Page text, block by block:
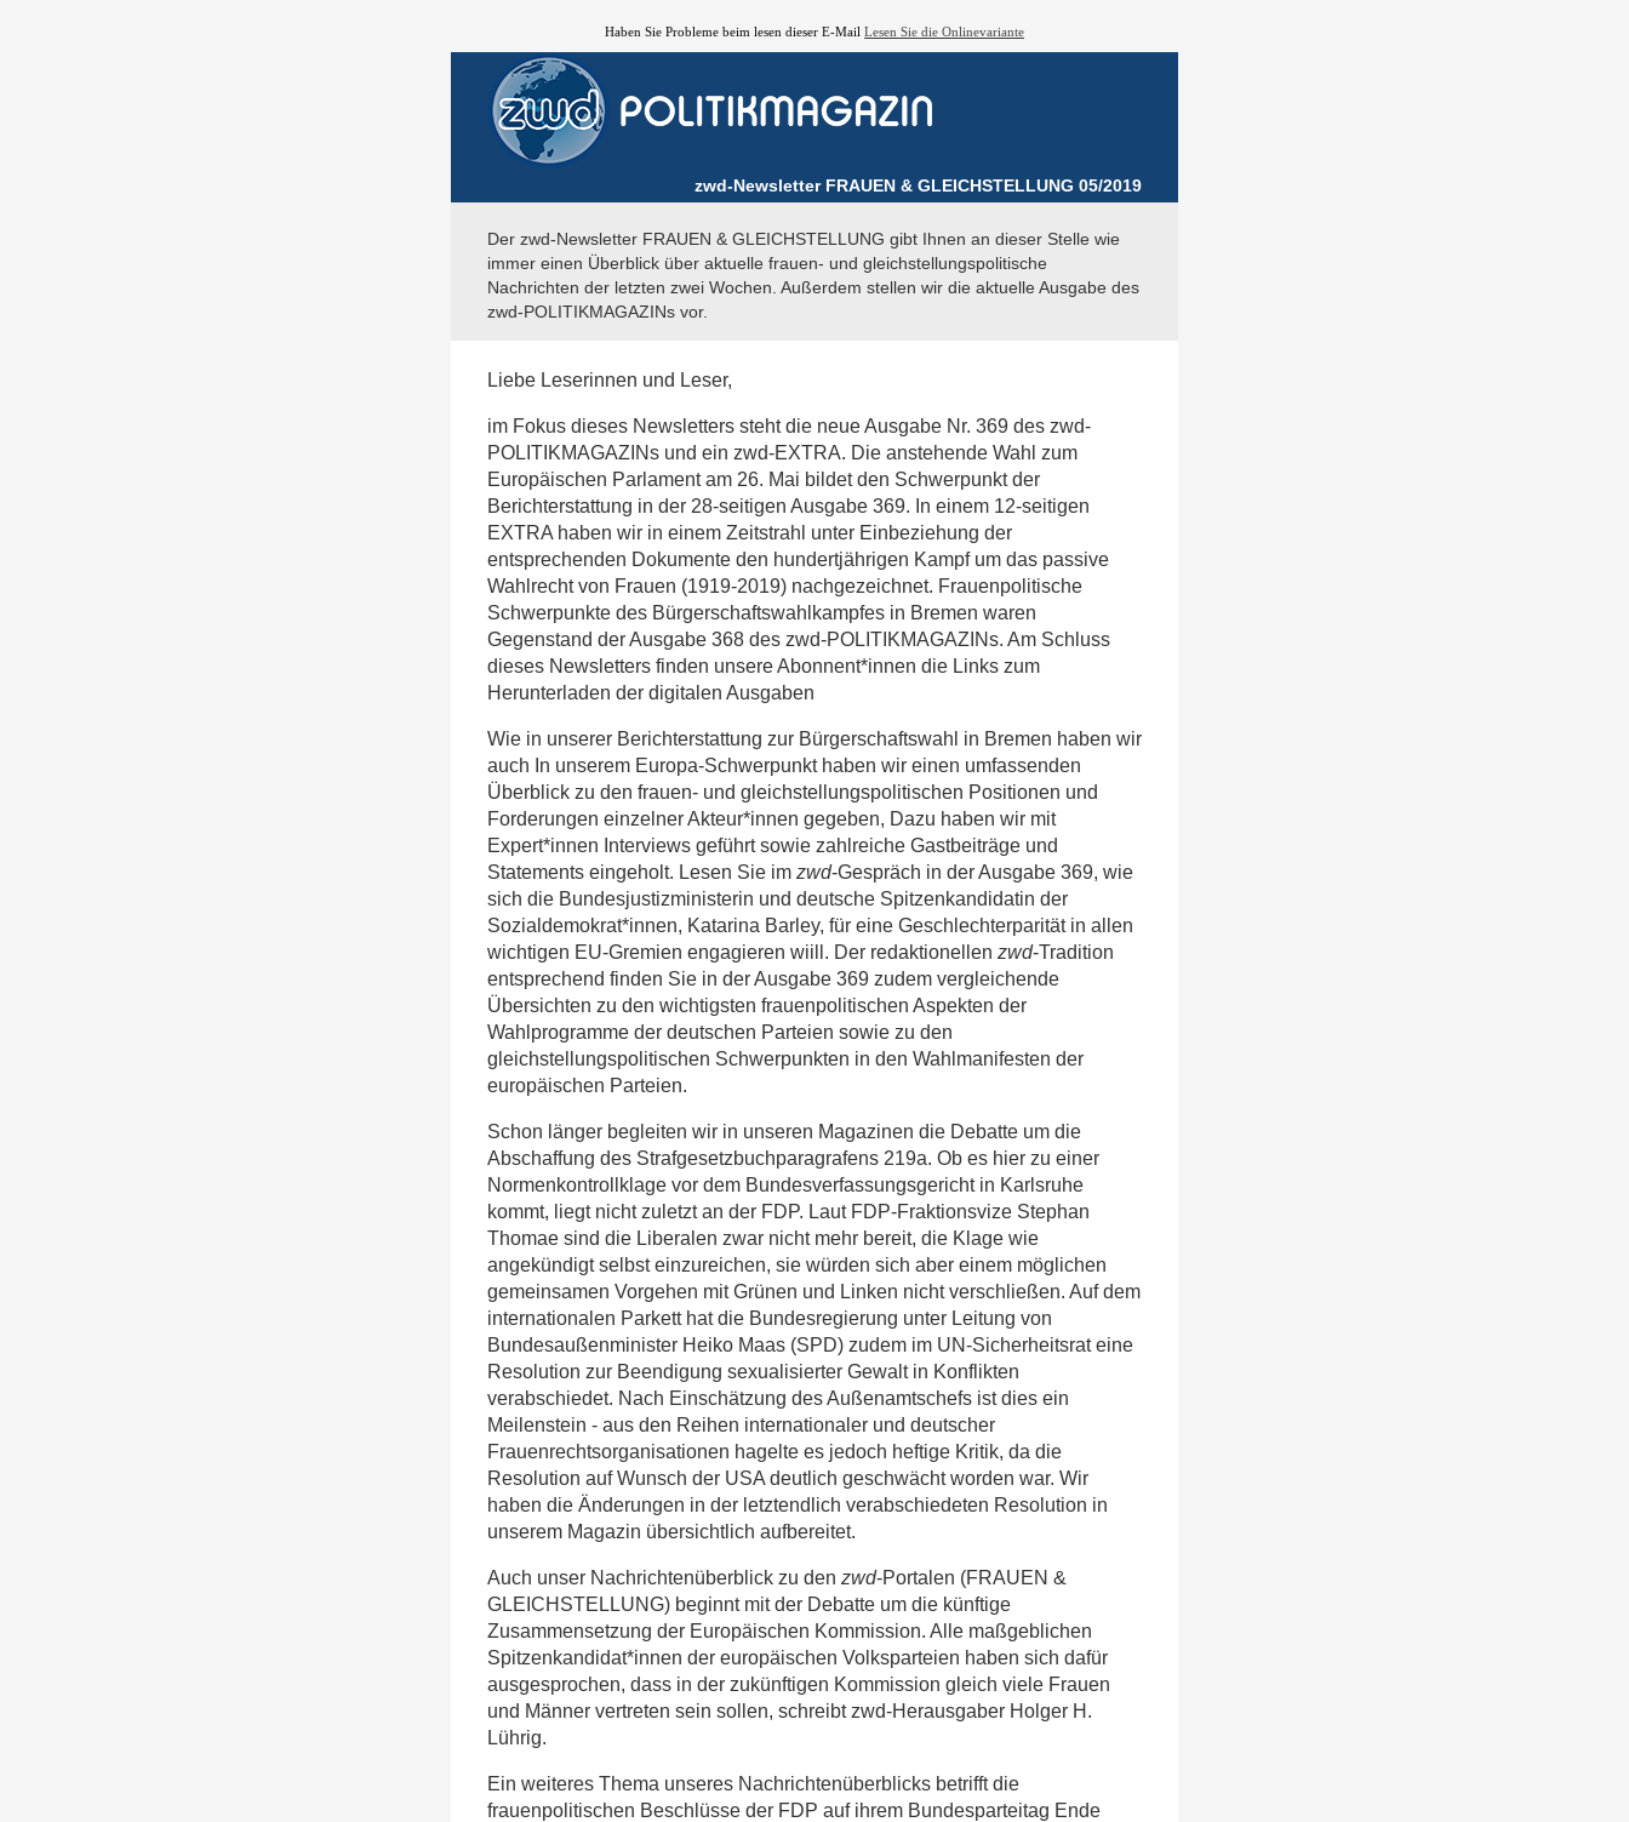
Haben Sie Probleme beim lesen dieser E-Mail Lesen Sie die Onlinevariante
zwd-Newsletter FRAUEN & GLEICHSTELLUNG 05/2019
Der zwd-Newsletter FRAUEN & GLEICHSTELLUNG gibt Ihnen an dieser Stelle wie
immer einen Überblick über aktuelle frauen- und gleichstellungspolitische
Nachrichten der letzten zwei Wochen. Außerdem stellen wir die aktuelle Ausgabe des
zwd-POLITIKMAGAZINs vor.
Liebe Leserinnen und Leser,
im Fokus dieses Newsletters steht die neue Ausgabe Nr. 369 des zwd-
POLITIKMAGAZINs und ein zwd-EXTRA. Die anstehende Wahl zum
Europäischen Parlament am 26. Mai bildet den Schwerpunkt der
Berichterstattung in der 28-seitigen Ausgabe 369. In einem 12-seitigen
EXTRA haben wir in einem Zeitstrahl unter Einbeziehung der
entsprechenden Dokumente den hundertjährigen Kampf um das passive
Wahlrecht von Frauen (1919-2019) nachgezeichnet. Frauenpolitische
Schwerpunkte des Bürgerschaftswahlkampfes in Bremen waren
Gegenstand der Ausgabe 368 des zwd-POLITIKMAGAZINs. Am Schluss
dieses Newsletters finden unsere Abonnent*innen die Links zum
Herunterladen der digitalen Ausgaben
Wie in unserer Berichterstattung zur Bürgerschaftswahl in Bremen haben wir
auch In unserem Europa-Schwerpunkt haben wir einen umfassenden
Überblick zu den frauen- und gleichstellungspolitischen Positionen und
Forderungen einzelner Akteur*innen gegeben, Dazu haben wir mit
Expert*innen Interviews geführt sowie zahlreiche Gastbeiträge und
Statements eingeholt. Lesen Sie im zwd-Gespräch in der Ausgabe 369, wie
sich die Bundesjustizministerin und deutsche Spitzenkandidatin der
Sozialdemokrat*innen, Katarina Barley, für eine Geschlechterparität in allen
wichtigen EU-Gremien engagieren wiill. Der redaktionellen zwd-Tradition
entsprechend finden Sie in der Ausgabe 369 zudem vergleichende
Übersichten zu den wichtigsten frauenpolitischen Aspekten der
Wahlprogramme der deutschen Parteien sowie zu den
gleichstellungspolitischen Schwerpunkten in den Wahlmanifesten der
europäischen Parteien.
Schon länger begleiten wir in unseren Magazinen die Debatte um die
Abschaffung des Strafgesetzbuchparagrafens 219a. Ob es hier zu einer
Normenkontrollklage vor dem Bundesverfassungsgericht in Karlsruhe
kommt, liegt nicht zuletzt an der FDP. Laut FDP-Fraktionsvize Stephan
Thomae sind die Liberalen zwar nicht mehr bereit, die Klage wie
angekündigt selbst einzureichen, sie würden sich aber einem möglichen
gemeinsamen Vorgehen mit Grünen und Linken nicht verschließen. Auf dem
internationalen Parkett hat die Bundesregierung unter Leitung von
Bundesaußenminister Heiko Maas (SPD) zudem im UN-Sicherheitsrat eine
Resolution zur Beendigung sexualisierter Gewalt in Konflikten
verabschiedet. Nach Einschätzung des Außenamtschefs ist dies ein
Meilenstein - aus den Reihen internationaler und deutscher
Frauenrechtsorganisationen hagelte es jedoch heftige Kritik, da die
Resolution auf Wunsch der USA deutlich geschwächt worden war. Wir
haben die Änderungen in der letztendlich verabschiedeten Resolution in
unserem Magazin übersichtlich aufbereitet.
Auch unser Nachrichtenüberblick zu den zwd-Portalen (FRAUEN &
GLEICHSTELLUNG) beginnt mit der Debatte um die künftige
Zusammensetzung der Europäischen Kommission. Alle maßgeblichen
Spitzenkandidat*innen der europäischen Volksparteien haben sich dafür
ausgesprochen, dass in der zukünftigen Kommission gleich viele Frauen
und Männer vertreten sein sollen, schreibt zwd-Herausgaber Holger H.
Lührig.
Ein weiteres Thema unseres Nachrichtenüberblicks betrifft die
frauenpolitischen Beschlüsse der FDP auf ihrem Bundesparteitag Ende